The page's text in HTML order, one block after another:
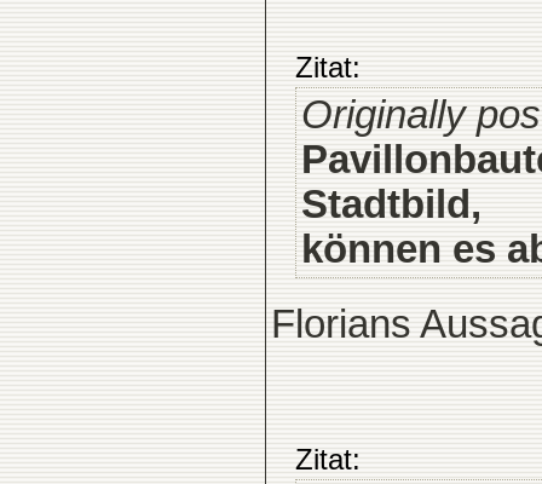
Zitat:
Originally
Stadtbild,
können es
Florians
Zitat: